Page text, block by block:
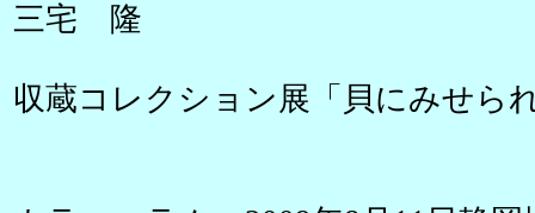
三宅 隆
収蔵コレクション展「貝にみせら